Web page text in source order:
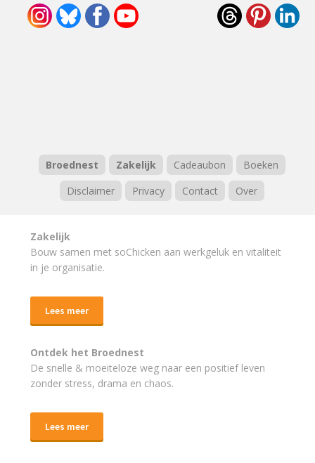
Broednest Zakelijk Cadeaubon
Boeken
Disclaimer
Privacy Contact Over
Zakelijk
Bouw samen met soChicken aan werkgeluk en vitaliteit
in je organisatie.
Lees meer
Ontdek het Broednest
De snelle & moeiteloze weg naar een positief leven
zonder stress, drama en chaos.
Lees meer